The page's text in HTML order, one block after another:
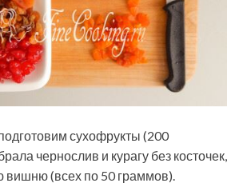
сухофрукты (200
чернослив и курагу без косточек,
вишню (всех по 50 граммов).